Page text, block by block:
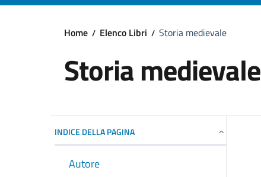
Home Elenco Libri Storia medievale
Storia medievale
INDICE DELLA PAGINA
Autore